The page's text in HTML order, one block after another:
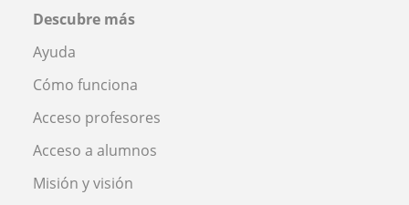
Descubre más
Ayuda
Cómo funciona
Acceso profesores
Acceso a alumnos
Misión y visión